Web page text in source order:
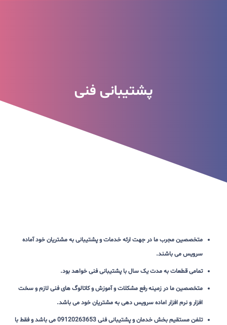
پشتیبانی فنی
متخصصین مجرب ما در جهت ارئه خدمات و پشتیبانی به مشتریان خود آماده
سرویس می باشند.
تمامی قطعات به مدت یک سال با پشتیبانی فنی خواهد بود.
متخصصین ما در زمینه رفع مشکلات و آموزش و کاتالوگ های فنی لازم و سخت
افزار و نرم افزار اماده سرویس دهی به مشتریان خود می باشد.
تلفن مستقیم بخش خدمان و پشتیبانی فنی 09120263653 می باشد و فقط با